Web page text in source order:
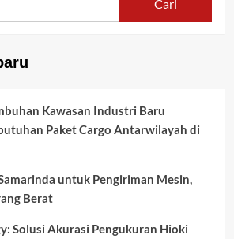
Cari
Kawasan Industri Baru
Paket Cargo Antarwilayah di
untuk Pengiriman Mesin,
Berat
Solusi Akurasi Pengukuran Hioki